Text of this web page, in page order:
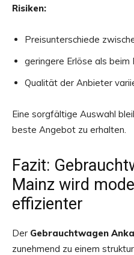
Risiken:
Preisunterschiede
geringere Erlöse als
Qualität der Anbieter
Eine sorgfältige Auswahl
beste Angebot zu erhalten.
Fazit:
Mainz wird
effizienter
Der Gebrauchtwagen
zunehmend zu einem